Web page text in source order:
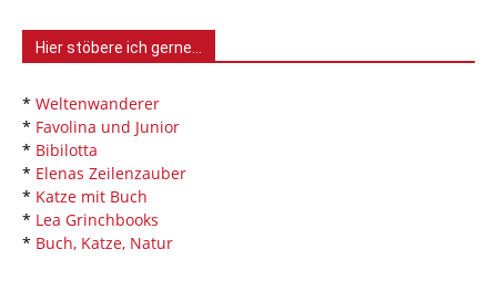
Hier stöbere ich gerne…
* Weltenwanderer
* Favolina und Junior
* Bibilotta
* Elenas Zeilenzauber
* Katze mit Buch
* Lea Grinchbooks
* Buch, Katze, Natur